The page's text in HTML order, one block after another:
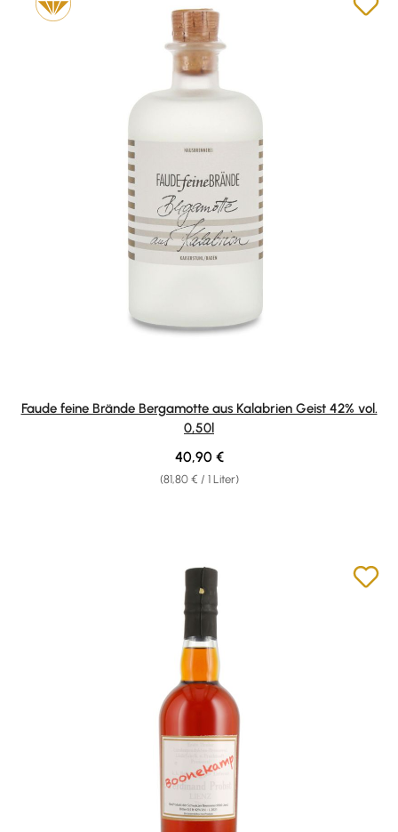
Faude feine Brände Bergamotte aus Kalabrien Geist 42% vol.
0,50l
(81,80 € / 1 Liter)
Regulärer Preis:
40,90 €